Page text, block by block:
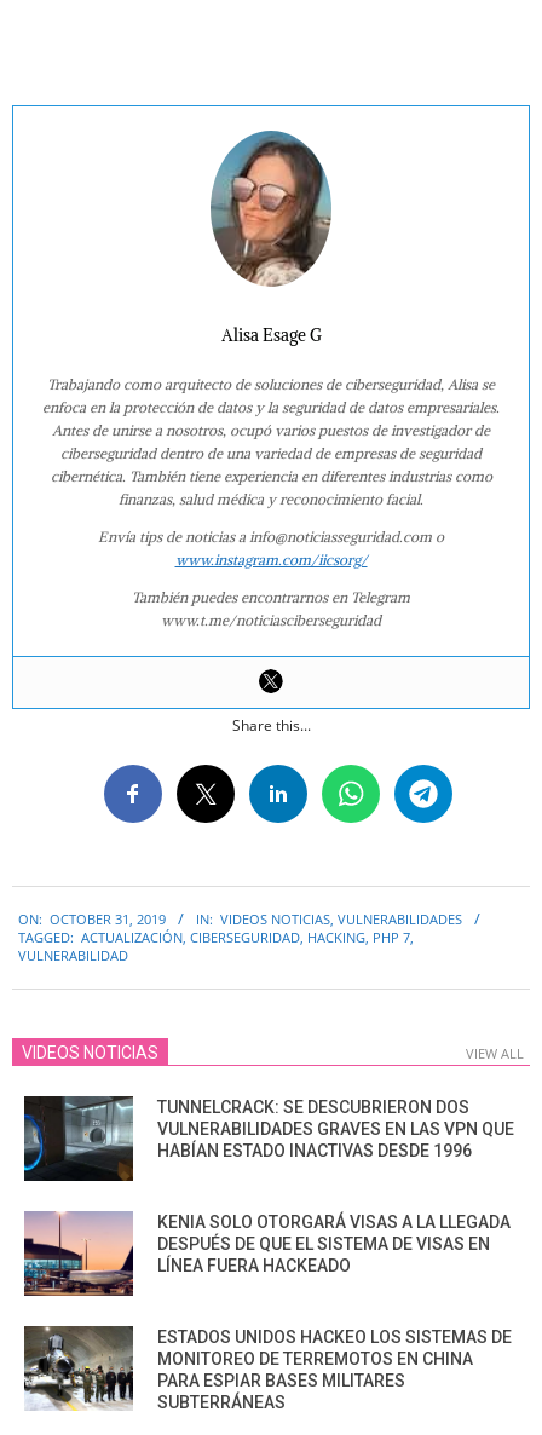
Alisa Esage G
Trabajando como arquitecto de soluciones de ciberseguridad, Alisa se
enfoca en la protección de datos y la seguridad de datos empresariales.
Antes de unirse a nosotros, ocupó varios puestos de investigador de
ciberseguridad dentro de una variedad de empresas de seguridad
cibernética. También tiene experiencia en diferentes industrias como
finanzas, salud médica y reconocimiento facial.
Envía tips de noticias a info@noticiasseguridad.com o
www.instagram.com/iicsorg/
También puedes encontrarnos en Telegram
www.t.me/noticiasciberseguridad
Share this...
10-
31
ON: OCTOBER 31, 2019 IN: VIDEOS NOTICIAS, VULNERABILIDADES
TAGGED: ACTUALIZACIÓN, CIBERSEGURIDAD, HACKING, PHP 7,
VULNERABILIDAD
VIDEOS NOTICIAS VIEW ALL
TUNNELCRACK: SE DESCUBRIERON DOS
VULNERABILIDADES GRAVES EN LAS VPN QUE
HABÍAN ESTADO INACTIVAS DESDE 1996
KENIA SOLO OTORGARÁ VISAS A LA LLEGADA
DESPUÉS DE QUE EL SISTEMA DE VISAS EN
LÍNEA FUERA HACKEADO
ESTADOS UNIDOS HACKEO LOS SISTEMAS DE
MONITOREO DE TERREMOTOS EN CHINA
PARA ESPIAR BASES MILITARES
SUBTERRÁNEAS